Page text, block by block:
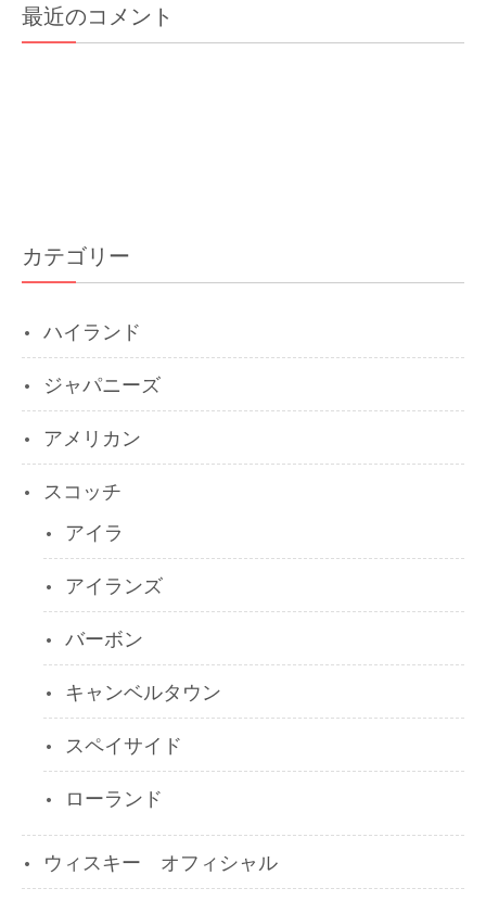
最近のコメント
カテゴリー
ハイランド
ジャパニーズ
アメリカン
スコッチ
アイラ
アイランズ
バーボン
キャンベルタウン
スペイサイド
ローランド
ウィスキー オフィシャル